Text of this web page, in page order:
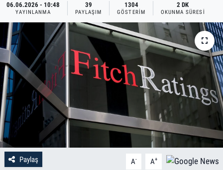
06.06.2026 - 10:48
YAYINLANMA
39
PAYLAŞIM
1304
GÖSTERIM
2 DK
OKUNMA SÜRESI
Paylaş A- A+